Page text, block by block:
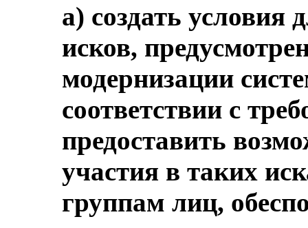
a) создать условия
исков,
модернизации
соответствии с
предоставить
участия в таких
группам лиц,